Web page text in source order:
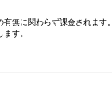
無に関わらず課金されます。
ます。